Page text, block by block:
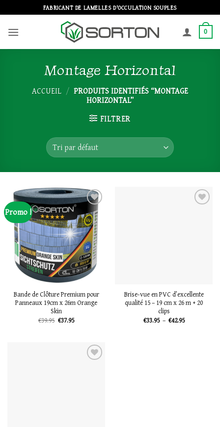
au
contenu
FABRICANT DE LAMELLES D'OCCULATION SOUPLES
0
Montage Horizontal
ACCUEIL / PRODUITS IDENTIFIÉS “MONTAGE
HORIZONTAL”
FILTRER
Promo !
Ajouter
à la
liste
Bande de Clôture Premium pour
Panneaux 19cm x 26m Orange
Skin
€39.95 Le
prix
€37.95Le
prix
€37.95.
Brise-vue en PVC d’excellente
qualité 15 – 19 cm x 26 m + 20
clips
€33.95 – €42.95Plage
de